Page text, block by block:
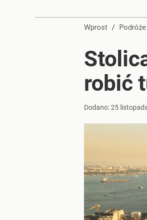
Duże utrudnienia przez
„Nie chodzi o zemstę”.
Wprost / Podróże
robić
Dodano:25